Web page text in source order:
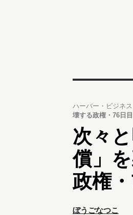
ハーバー・ビジネ
壊する政権・76日目
次々
償」
政権
ぼうごなつこ